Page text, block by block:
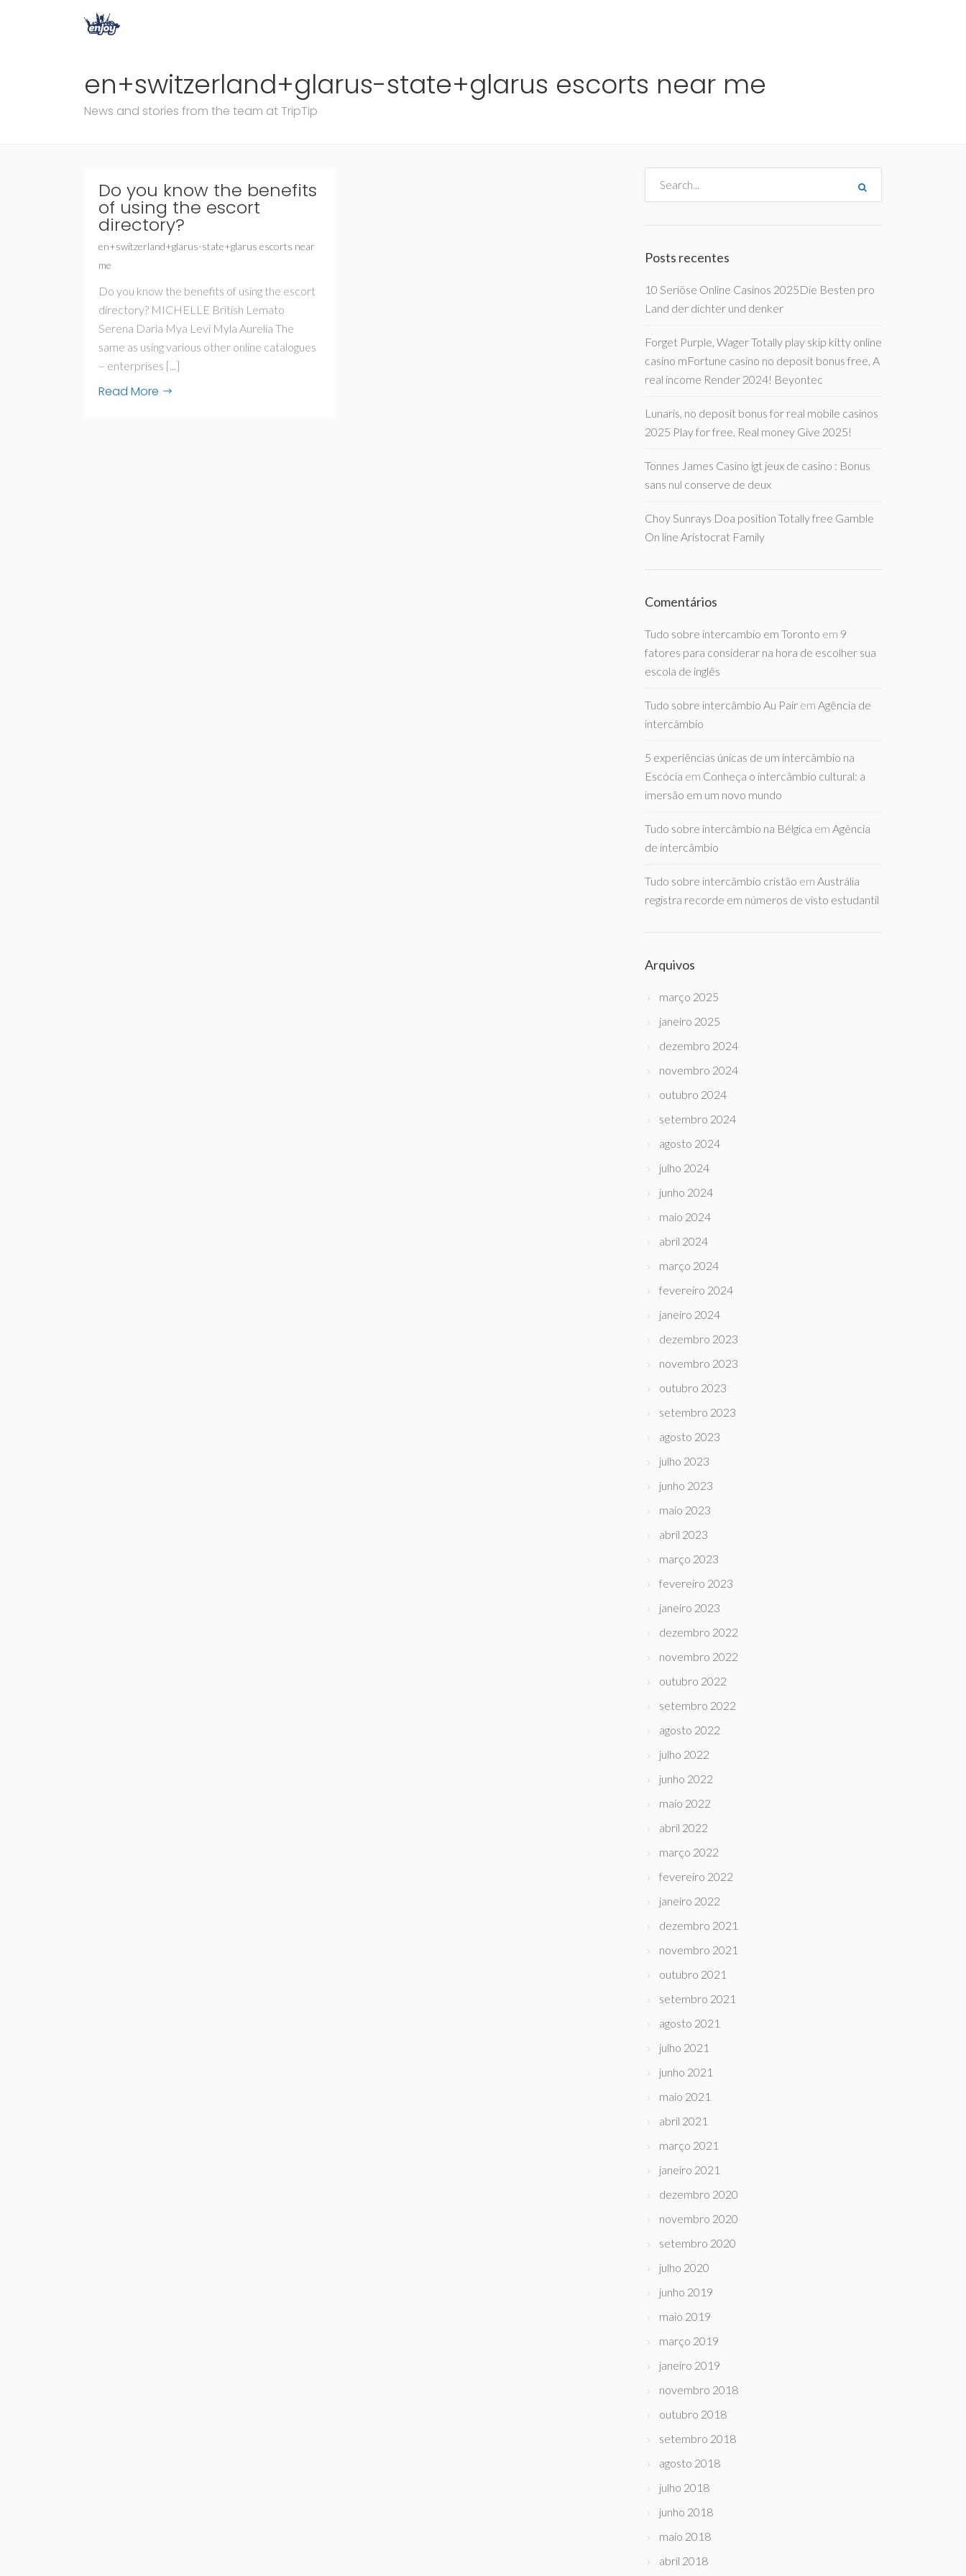
en+switzerland+glarus-state+glarus escorts near me
News and stories from the team at TripTip
Do you know the benefits
of using the escort
directory?
en+switzerland+glarus-state+glarus escorts near
me
Do you know the benefits of using the escort
directory? MICHELLE British Lemato
Serena Daria Mya Levi Myla Aurelia The
same as using various other online catalogues
– enterprises [...]
Read More
Posts recentes
10 Seriöse Online Casinos 2025Die Besten pro
Land der dichter und denker
Forget Purple, Wager Totally play skip kitty online
casino mFortune casino no deposit bonus free, A
real income Render 2024! Beyontec
Lunaris, no deposit bonus for real mobile casinos
2025 Play for free, Real money Give 2025!
Tonnes James Casino igt jeux de casino : Bonus
sans nul conserve de deux
Choy Sunrays Doa position Totally free Gamble
On line Aristocrat Family
Comentários
Tudo sobre intercambio em Toronto em 9
fatores para considerar na hora de escolher sua
escola de inglês
Tudo sobre intercâmbio Au Pair em Agência de
intercâmbio
5 experiências únicas de um intercâmbio na
Escócia em Conheça o intercâmbio cultural: a
imersão em um novo mundo
Tudo sobre intercâmbio na Bélgica em Agência
de intercâmbio
Tudo sobre intercâmbio cristão em Austrália
registra recorde em números de visto estudantil
Arquivos
março 2025
janeiro 2025
dezembro 2024
novembro 2024
outubro 2024
setembro 2024
agosto 2024
julho 2024
junho 2024
maio 2024
abril 2024
março 2024
fevereiro 2024
janeiro 2024
dezembro 2023
novembro 2023
outubro 2023
setembro 2023
agosto 2023
julho 2023
junho 2023
maio 2023
abril 2023
março 2023
fevereiro 2023
janeiro 2023
dezembro 2022
novembro 2022
outubro 2022
setembro 2022
agosto 2022
julho 2022
junho 2022
maio 2022
abril 2022
março 2022
fevereiro 2022
janeiro 2022
dezembro 2021
novembro 2021
outubro 2021
setembro 2021
agosto 2021
julho 2021
junho 2021
maio 2021
abril 2021
março 2021
janeiro 2021
dezembro 2020
novembro 2020
setembro 2020
julho 2020
junho 2019
maio 2019
março 2019
janeiro 2019
novembro 2018
outubro 2018
setembro 2018
agosto 2018
julho 2018
junho 2018
maio 2018
abril 2018